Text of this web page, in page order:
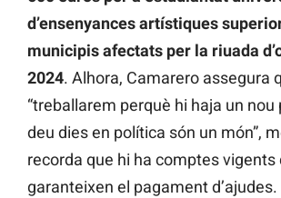
d’ensenyances artístiques
municipis afectats per la riuada
2024. Alhora, Camarero assegura
“treballarem perquè hi haja un nou
deu dies en política són un món”,
recorda que hi ha comptes vigents
garanteixen el pagament d’ajudes.